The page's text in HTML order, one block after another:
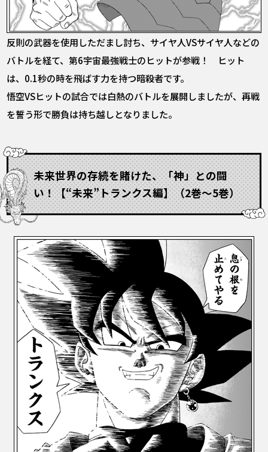
反則の武器を使用しただまし討ち、サイヤ人VSサイヤ人などの
バトルを経て、第6宇宙最強戦士のヒットが参戦！ ヒット
は、0.1秒の時を飛ばす力を持つ暗殺者です。
悟空VSヒットの試合では白熱のバトルを展開しましたが、再戦
を誓う形で勝負は持ち越しとなりました。
未来世界の存続を賭けた、「神」との闘
い！【“未来”トランクス編】（2巻～5巻）